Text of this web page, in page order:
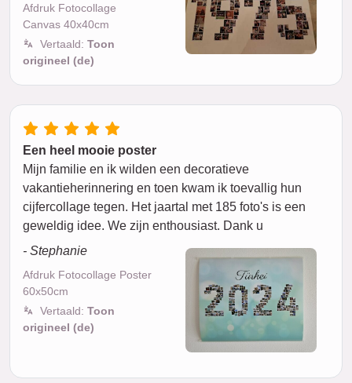
Afdruk Fotocollage
Canvas 40x40cm
Vertaald: Toon
origineel (de)
Een heel mooie poster
Mijn familie en ik wilden een decoratieve
vakantieherinnering en toen kwam ik toevallig hun
cijfercollage tegen. Het jaartal met 185 foto's is een
geweldig idee. We zijn enthousiast. Dank u
- Stephanie
Afdruk Fotocollage Poster
60x50cm
Vertaald: Toon
origineel (de)